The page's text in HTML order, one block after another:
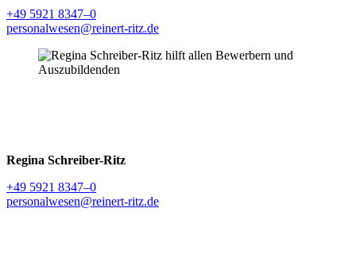
+49 5921 8347–0
personalwesen@reinert-ritz.de
Regina Schreiber-Ritz
+49 5921 8347–0
personalwesen@reinert-ritz.de